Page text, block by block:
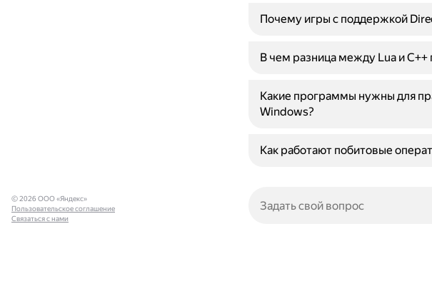
Почему игры с поддержкой
В чем разница между Lua и
Какие программы нужны для
Windows?
Как работают побитовые
© 2026 ООО «Яндекс»
Пользовательское соглашение
Связаться с нами